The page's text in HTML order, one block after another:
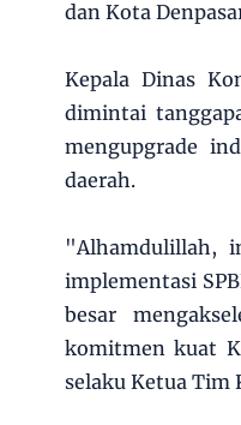
dan Kota
Kepala Dinas
dimintai
mengupgrade
daerah.
"Alhamdulillah,
implementasi
besar
komitmen kuat
selaku Ketua Tim